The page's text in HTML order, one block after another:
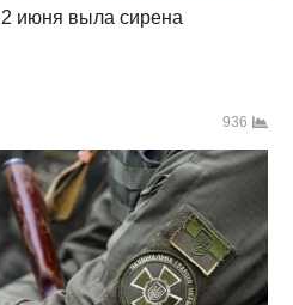
июня выла сирена
936